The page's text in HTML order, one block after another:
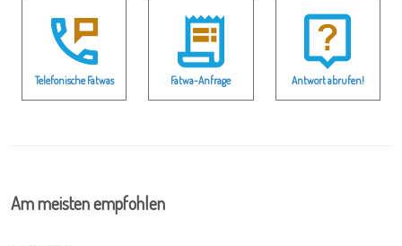
Telefonische Fatwas Fatwa-Anfrage Antwort abrufen!
Am meisten empfohlen